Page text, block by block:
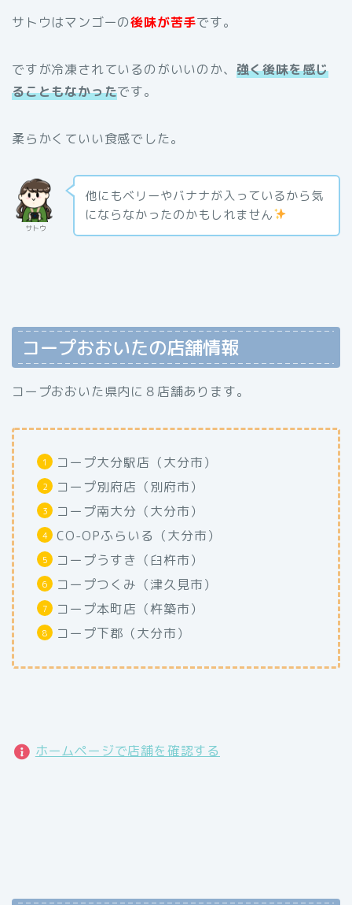
サトウはマンゴーの後味が苦手です。
ですが冷凍されているのがいいのか、 強く後味を感じ
ることもなかったです。
柔らかくていい食感でした。
サトウ
他にもベリーやバナナが入っているから気
にならなかったのかもしれません
コープおおいたの店舗情報
コープおおいた県内に８店舗あります。
コープ大分駅店（大分市）
コープ別府店（別府市）
コープ南大分（大分市）
CO-OPふらいる（大分市）
コープうすき（臼杵市）
コープつくみ（津久見市）
コープ本町店（杵築市）
コープ下郡（大分市）
ホームページで店舗を確認する